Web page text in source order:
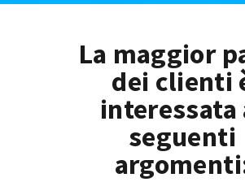
La maggior
dei clienti
interessata
seguenti